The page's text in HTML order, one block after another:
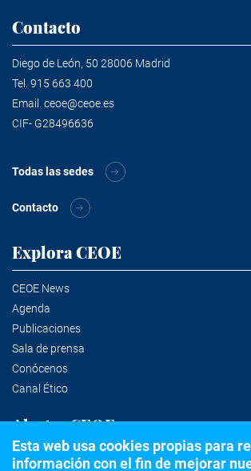
Contacto
Diego de León, 50 28006 Madrid
Tel. 915 663 400
Email. ceoe@ceoe.es
CIF- G28496636
Todas las sedes
Contacto
Explora CEOE
CEOE News
Agenda
Publicaciones
Sala de prensa
Conócenos
Canal Ético
Alertas CEOE
Esta web usa cookies propias para
información con el fin de mejorar